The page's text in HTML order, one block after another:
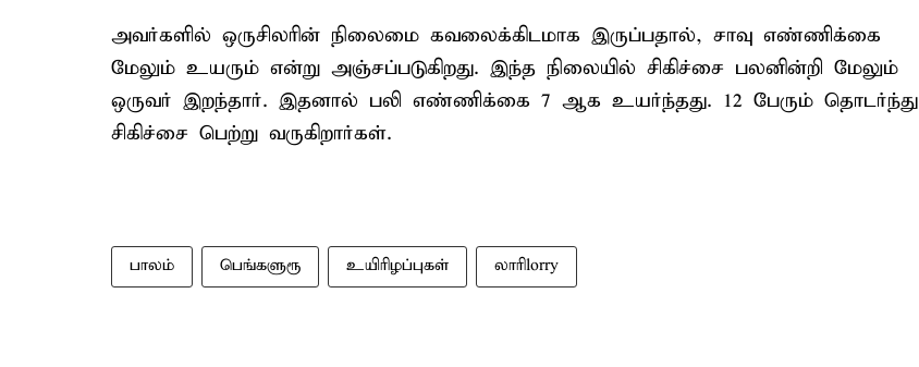
அவர்களில் ஒருசிலரின் நிலைமை கவலைக்கிடமாக இருப்பதால், சாவு எண்ணிக்கை
மேலும் உயரும் என்று அஞ்சப்படுகிறது. இந்த நிலையில் சிகிச்சை பலனின்றி மேலும்
ஒருவர் இறந்தார். இதனால் பலி எண்ணிக்கை 7 ஆக உயர்ந்தது. 12 பேரும் தொடர்ந்து
சிகிச்சை பெற்று வருகிறார்கள்.
பாலம் பெங்களுரூ உயிரிழப்புகள் லாரிlorry